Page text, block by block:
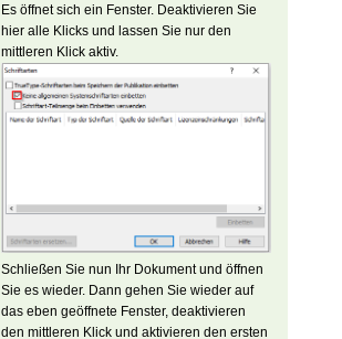
Es öffnet sich ein Fenster. Deaktivieren Sie
hier alle Klicks und lassen Sie nur den
mittleren Klick aktiv.
Schließen Sie nun Ihr Dokument und öffnen
Sie es wieder. Dann gehen Sie wieder auf
das eben geöffnete Fenster, deaktivieren
den mittleren Klick und aktivieren den ersten